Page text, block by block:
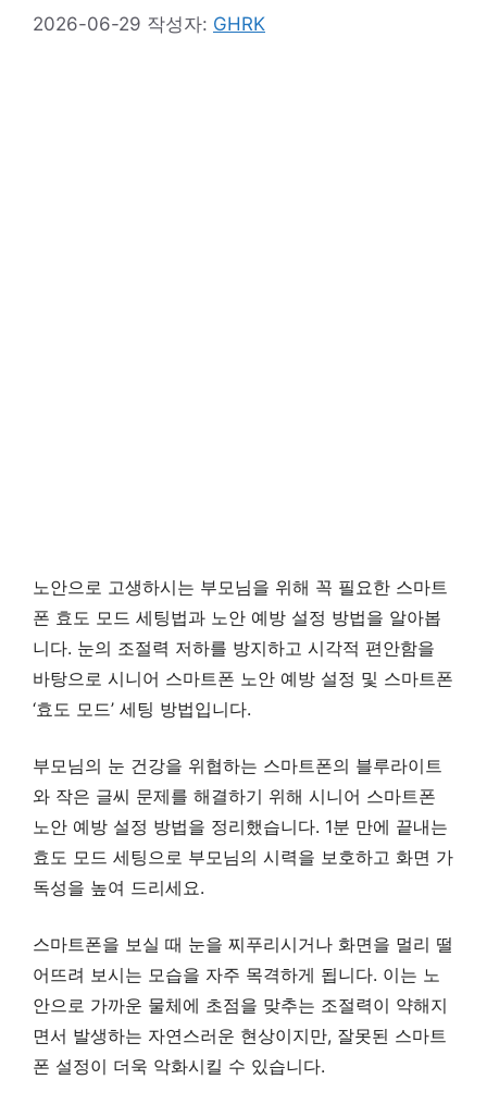
2026-06-29 작성자: GHRK
노안으로 고생하시는 부모님을 위해 꼭 필요한 스마트
폰 효도 모드 세팅법과 노안 예방 설정 방법을 알아봅
니다. 눈의 조절력 저하를 방지하고 시각적 편안함을
바탕으로 시니어 스마트폰 노안 예방 설정 및 스마트폰
‘효도 모드’ 세팅 방법입니다.
부모님의 눈 건강을 위협하는 스마트폰의 블루라이트
와 작은 글씨 문제를 해결하기 위해 시니어 스마트폰
노안 예방 설정 방법을 정리했습니다. 1분 만에 끝내는
효도 모드 세팅으로 부모님의 시력을 보호하고 화면 가
독성을 높여 드리세요.
스마트폰을 보실 때 눈을 찌푸리시거나 화면을 멀리 떨
어뜨려 보시는 모습을 자주 목격하게 됩니다. 이는 노
안으로 가까운 물체에 초점을 맞추는 조절력이 약해지
면서 발생하는 자연스러운 현상이지만, 잘못된 스마트
폰 설정이 더욱 악화시킬 수 있습니다.